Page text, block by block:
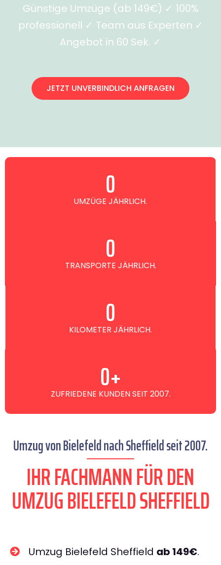
Günstige Umzüge (ab 149€) ✓ 100%
professionell ✓ Team aus Experten ✓
Angebot in 60 Sek. ✓
JETZT UNVERBINDLICH ANFRAGEN
UMZÜGE JÄHRLICH.
0
TRANSPORTE JÄHRLICH.
0
KILOMETER JÄHRLICH.
0
ZUFRIEDENE KUNDEN SEIT 2007.
0+
Umzug von Bielefeld nach Sheffield seit 2007.
IHR FACHMANN FÜR DEN
UMZUG BIELEFELD SHEFFIELD
Umzug Bielefeld Sheffield ab 149€.